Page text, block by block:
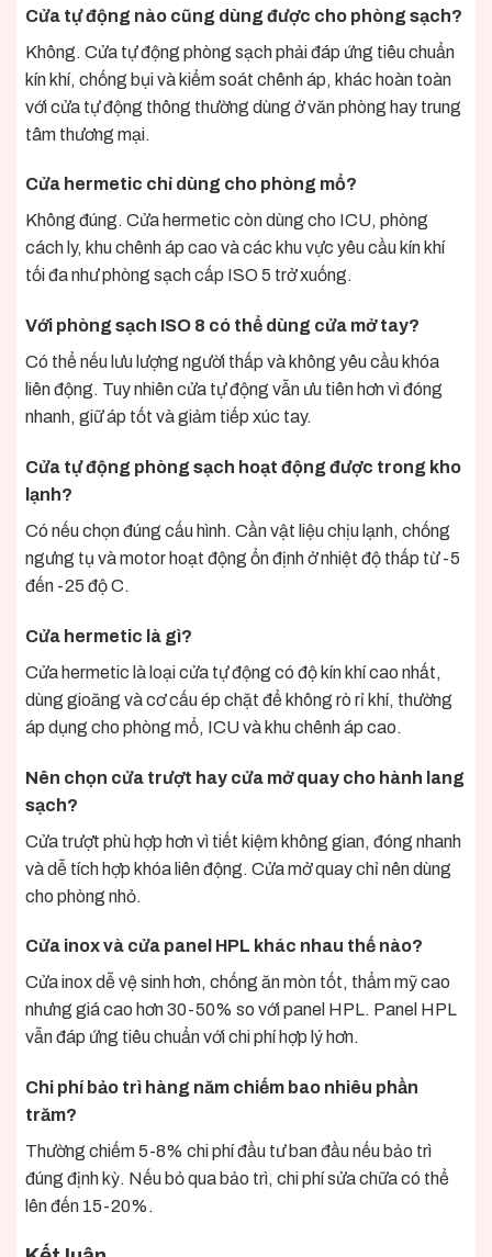
Cửa tự động nào cũng dùng được cho phòng sạch?
Không. Cửa tự động phòng sạch phải đáp ứng tiêu chuẩn
kín khí, chống bụi và kiểm soát chênh áp, khác hoàn toàn
với cửa tự động thông thường dùng ở văn phòng hay trung
tâm thương mại.
Cửa hermetic chỉ dùng cho phòng mổ?
Không đúng. Cửa hermetic còn dùng cho ICU, phòng
cách ly, khu chênh áp cao và các khu vực yêu cầu kín khí
tối đa như phòng sạch cấp ISO 5 trở xuống.
Với phòng sạch ISO 8 có thể dùng cửa mở tay?
Có thể nếu lưu lượng người thấp và không yêu cầu khóa
liên động. Tuy nhiên cửa tự động vẫn ưu tiên hơn vì đóng
nhanh, giữ áp tốt và giảm tiếp xúc tay.
Cửa tự động phòng sạch hoạt động được trong kho
lạnh?
Có nếu chọn đúng cấu hình. Cần vật liệu chịu lạnh, chống
ngưng tụ và motor hoạt động ổn định ở nhiệt độ thấp từ -5
đến -25 độ C.
Cửa hermetic là gì?
Cửa hermetic là loại cửa tự động có độ kín khí cao nhất,
dùng gioăng và cơ cấu ép chặt để không rò rỉ khí, thường
áp dụng cho phòng mổ, ICU và khu chênh áp cao.
Nên chọn cửa trượt hay cửa mở quay cho hành lang
sạch?
Cửa trượt phù hợp hơn vì tiết kiệm không gian, đóng nhanh
và dễ tích hợp khóa liên động. Cửa mở quay chỉ nên dùng
cho phòng nhỏ.
Cửa inox và cửa panel HPL khác nhau thế nào?
Cửa inox dễ vệ sinh hơn, chống ăn mòn tốt, thẩm mỹ cao
nhưng giá cao hơn 30-50% so với panel HPL. Panel HPL
vẫn đáp ứng tiêu chuẩn với chi phí hợp lý hơn.
Chi phí bảo trì hàng năm chiếm bao nhiêu phần
trăm?
Thường chiếm 5-8% chi phí đầu tư ban đầu nếu bảo trì
đúng định kỳ. Nếu bỏ qua bảo trì, chi phí sửa chữa có thể
lên đến 15-20%.